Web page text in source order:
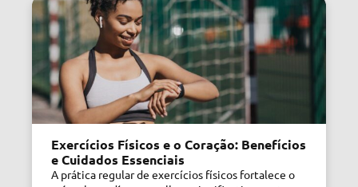
Exercícios Físicos e o Coração: Benefícios
e Cuidados Essenciais
A prática regular de exercícios físicos fortalece o